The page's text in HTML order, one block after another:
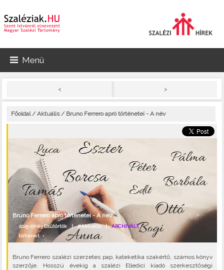
Menü
< >
Főoldal/Aktuális/ Bruno Ferrero apró történetei - A név
Bruno Ferrero apró történetei - A név
2025-07-03 Csütörtök |#Aktuális|ARCHIVÁLT
történet•
Bruno Ferrero szalézi szerzetes pap, kateketika szakértő, számos könyv
szerzője. Hosszú évekig a szalézi Elledici kiadó szerkesztőségi